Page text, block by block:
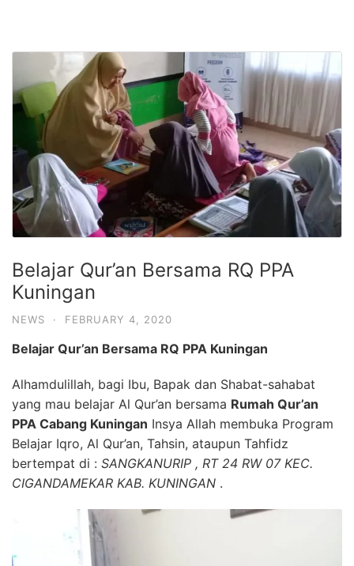
Belajar Qur’an Bersama RQ PPA
Kuningan
NEWS · FEBRUARY 4, 2020
Belajar Qur’an Bersama RQ PPA Kuningan
Alhamdulillah, bagi Ibu, Bapak dan Shabat-sahabat
yang mau belajar Al Qur’an bersama Rumah Qur’an
PPA Cabang Kuningan Insya Allah membuka Program
Belajar Iqro, Al Qur’an, Tahsin, ataupun Tahfidz
bertempat di : SANGKANURIP , RT 24 RW 07 KEC.
CIGANDAMEKAR KAB. KUNINGAN .